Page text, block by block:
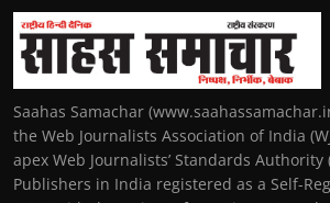
Saahas Samachar
the Web Journalists Association of India
apex Web Journalists’ Standards Authority
Publishers in India registered as a Self-